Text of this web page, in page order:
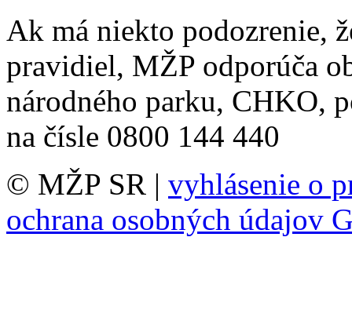
Ak má niekto podozrenie,
pravidiel, MŽP odporúča
národného parku, CHKO,
na čísle 0800 144 440
© MŽP SR | vyhlásenie o
ochrana osobných údajov